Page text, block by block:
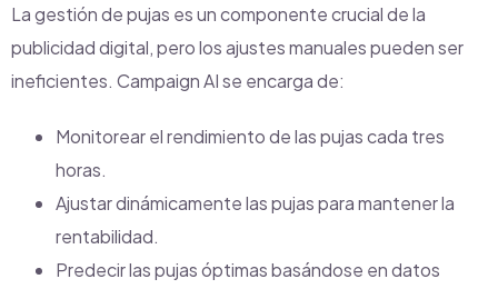
La gestión de pujas es un componente crucial de la
publicidad digital, pero los ajustes manuales pueden ser
ineficientes. Campaign AI se encarga de:
Monitorear el rendimiento de las pujas cada tres
horas.
Ajustar dinámicamente las pujas para mantener la
rentabilidad.
Predecir las pujas óptimas basándose en datos